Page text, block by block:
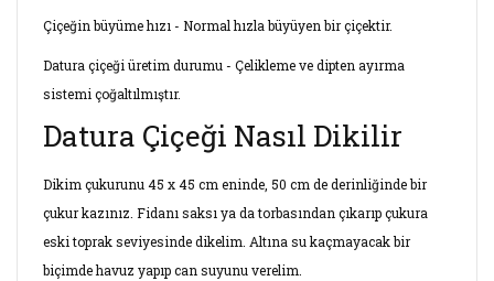
Çiçeğin büyüme hızı - Normal hızla büyüyen bir çiçektir.
Datura çiçeği üretim durumu - Çelikleme ve dipten ayırma
sistemi çoğaltılmıştır.
Datura Çiçeği Nasıl Dikilir
Dikim çukurunu 45 x 45 cm eninde, 50 cm de derinliğinde bir
çukur kazınız. Fidanı saksı ya da torbasından çıkarıp çukura
eski toprak seviyesinde dikelim. Altına su kaçmayacak bir
biçimde havuz yapıp can suyunu verelim.